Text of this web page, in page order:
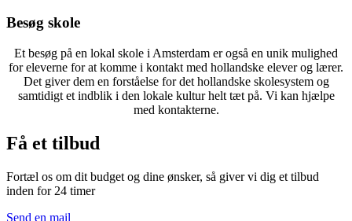
Besøg skole
Et besøg på en lokal skole i Amsterdam er også en unik mulighed
for eleverne for at komme i kontakt med hollandske elever og lærer.
Det giver dem en forståelse for det hollandske skolesystem og
samtidigt et indblik i den lokale kultur helt tæt på. Vi kan hjælpe
med kontakterne.
Få et tilbud
Fortæl os om dit budget og dine ønsker, så giver vi dig et tilbud
inden for 24 timer
Send en mail